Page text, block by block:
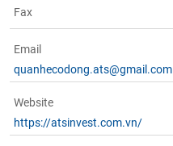
Fax
Email
quanhecodong.ats@gmail.com
Website
https://atsinvest.com.vn/